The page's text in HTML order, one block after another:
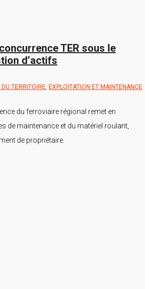
TER sous le
d’actifs
TERRITOIRE, EXPLOITATION ET MAINTENANCE
du ferroviaire régional remet en
de maintenance et du matériel roulant,
de propriétaire.